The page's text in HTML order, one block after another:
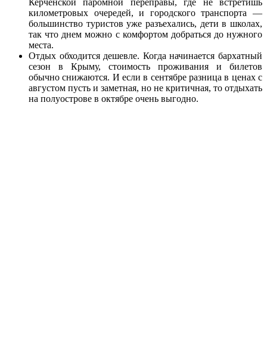
километровых очередей, и городского транспорта —
большинство туристов уже разъехались, дети в школах,
так что днем можно с комфортом добраться до нужного
места.
Отдых обходится дешевле. Когда начинается бархатный
сезон в Крыму, стоимость проживания и билетов
обычно снижаются. И если в сентябре разница в ценах с
августом пусть и заметная, но не критичная, то отдыхать
на полуострове в октябре очень выгодно.